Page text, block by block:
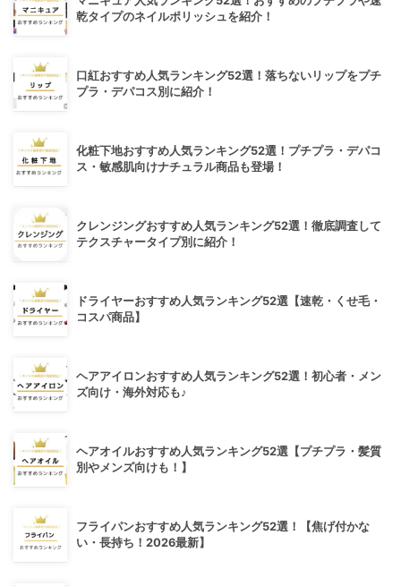
乾タイプのネイルポリッシュを紹介！
口紅おすすめ人気ランキング52選！落ちないリップをプチ
プラ・デパコス別に紹介！
化粧下地おすすめ人気ランキング52選！プチプラ・デパコ
ス・敏感肌向けナチュラル商品も登場！
クレンジングおすすめ人気ランキング52選！徹底調査して
テクスチャータイプ別に紹介！
ドライヤーおすすめ人気ランキング52選【速乾・くせ毛・
コスパ商品】
ヘアアイロンおすすめ人気ランキング52選！初心者・メン
ズ向け・海外対応も♪
ヘアオイルおすすめ人気ランキング52選【プチプラ・髪質
別やメンズ向けも！】
フライパンおすすめ人気ランキング52選！【焦げ付かな
い・長持ち！2026最新】